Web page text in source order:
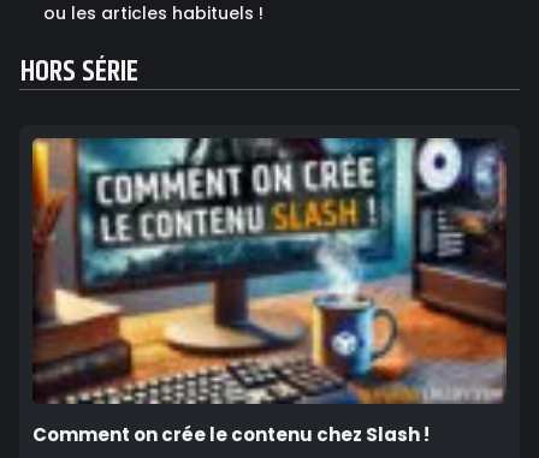
ou les articles habituels !
HORS SÉRIE
Comment on crée le contenu chez Slash !